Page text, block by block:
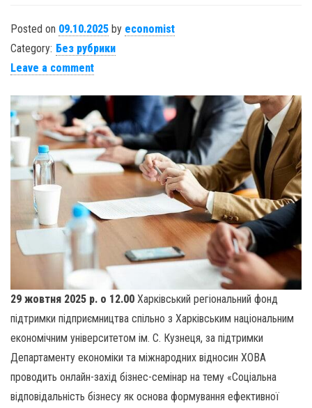
Posted on 09.10.2025 by economist
Category: Без рубрики
Leave a comment
29 жовтня 2025 р. о 12.00 Харківський регіональний фонд
підтримки підприємництва спільно з Харківським національним
економічним університетом ім. С. Кузнеця, за підтримки
Департаменту економіки та міжнародних відносин ХОВА
проводить онлайн-захід бізнес-семінар на тему «Соціальна
відповідальність бізнесу як основа формування ефективної